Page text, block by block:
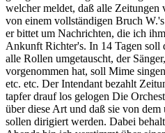
welcher meldet, daß alle
von einem vollständigen Bruch
er bittet um Nachrichten, die ich
Ankunft Richter's. In 14 Tagen soll
alle Rollen umgetauscht, der Sänger,
vorgenommen hat, soll Mime
etc. etc. Der Intendant bezahlt
tapfer drauf los gelogen Die
über diese Art und daß sie von
sollen dirigiert werden. Dabei